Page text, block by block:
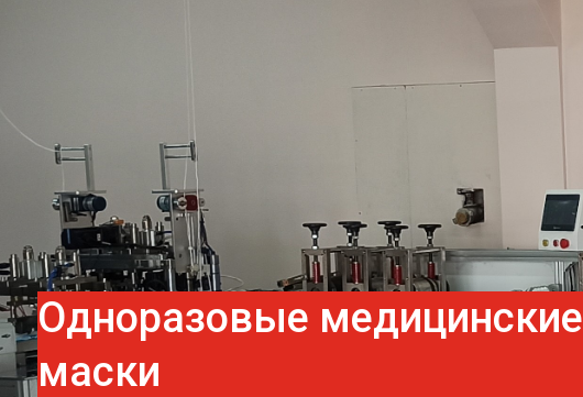
Одноразовые медицинские
маски